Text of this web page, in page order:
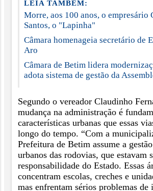
LEIA TAMBÉM:
Morre, aos 100 anos, o empresário
Santos, o "Lapinha"
Câmara homenageia secretário de
Aro
Câmara de Betim lidera
adota sistema de gestão da
Segundo o vereador Claudinho
mudança na administração é
características urbanas que essas
longo do tempo. “Com a
Prefeitura de Betim assume a
urbanos das rodovias, que estavam
responsabilidade do Estado. Essas
concentram escolas, creches e
mas enfrentam sérios problemas de